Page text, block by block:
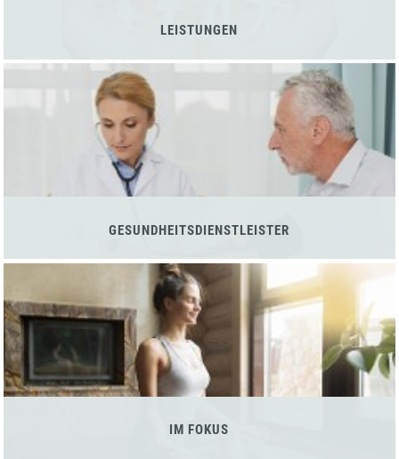
LEISTUNGEN
GESUNDHEITSDIENSTLEISTER
IM FOKUS